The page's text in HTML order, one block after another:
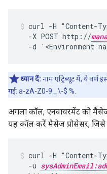
curl -H "Content-
  -X POST http://
-d '<Environment
ध्यान दें: नाम एट्रिब्यूट में, ये वर्ण
गई: a-zA-Z0-9._\-$ %.
अगला कॉल, एनवायरमेंट को
यह कॉल करें मैसेज प्रोसेसर,
curl -H "Content-
  -u